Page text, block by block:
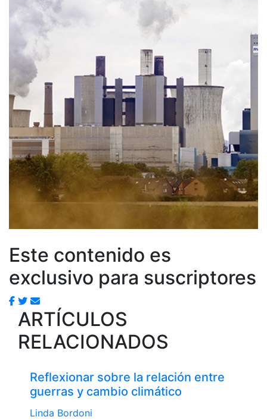
Este contenido es
exclusivo para suscriptores
ARTÍCULOS
RELACIONADOS
Reflexionar sobre la relación entre
guerras y cambio climático
Linda Bordoni